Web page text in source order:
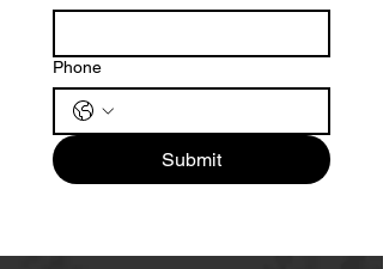
Phone
Submit